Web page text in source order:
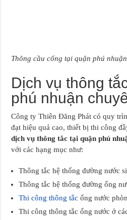
Thông cầu cống tại quận phú
Dịch vụ thông
phú nhuận
Công ty Thiên Đăng Phát có quy
đạt hiệu quả cao, thiết bị thi công
dịch vụ thông tắc tại quận phú
với các hạng mục như:
Thông tắc hệ thống đường nước
Thông tắc hệ thống đường ống
Thi công thông tắc ống nước
Thi công thông tắc ống nước ở